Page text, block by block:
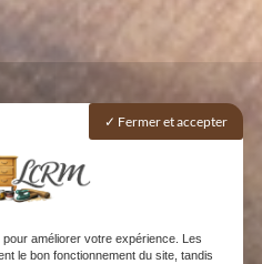
Fermer et accepter
améliorer votre expérience. Les
le bon fonctionnement du site, tandis